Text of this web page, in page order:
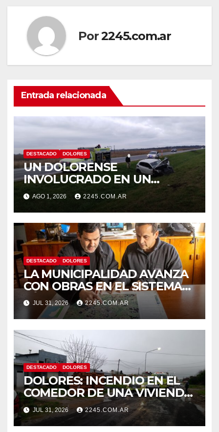
Por2245.com.ar
Entrada relacionada
DESTACADO DOLORES
UN DOLORENSE
INVOLUCRADO EN UN
SINIESTRO QUE TERMINÓ
CON DESPISTE Y VUELCO
AGO 1, 2026 2245.COM.AR
DESTACADO DOLORES
LA MUNICIPALIDAD AVANZA
CON OBRAS EN EL SISTEMA
HÍDRICO DE DOLORES
JUL 31, 2026 2245.COM.AR
DESTACADO DOLORES
DOLORES: INCENDIO EN EL
COMEDOR DE UNA VIVIENDA
FUE CONTROLADO POR
BOMBEROS
JUL 31, 2026 2245.COM.AR